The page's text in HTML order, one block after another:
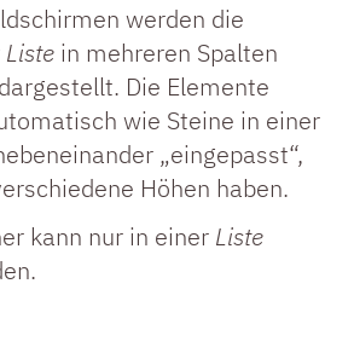
werden die
Liste in mehreren Spalten
Die Elemente
wie Steine in einer
„eingepasst“,
Höhen haben.
kann nur in einer Liste